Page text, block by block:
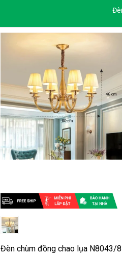
Đèn chùm đồng chao lụa N8043/8